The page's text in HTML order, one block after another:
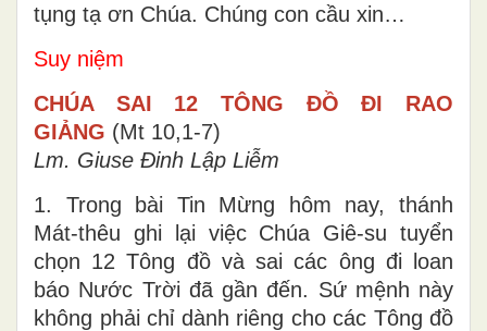
tụng tạ ơn Chúa. Chúng con cầu xin…
Suy niệm
CHÚA SAI 12 TÔNG ĐỒ ĐI RAO
GIẢNG (Mt 10,1-7)
Lm. Giuse Đinh Lập Liễm
1. Trong bài Tin Mừng hôm nay, thánh
Mát-thêu ghi lại việc Chúa Giê-su tuyển
chọn 12 Tông đồ và sai các ông đi loan
báo Nước Trời đã gần đến. Sứ mệnh này
không phải chỉ dành riêng cho các Tông đồ